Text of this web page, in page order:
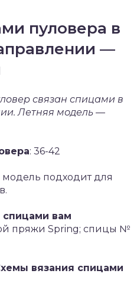
пуловера в
—
связан спицами в
Летняя модель —
: 36-42
подходит для
спицами вам
пряжи Spring; спицы №
вязания спицами